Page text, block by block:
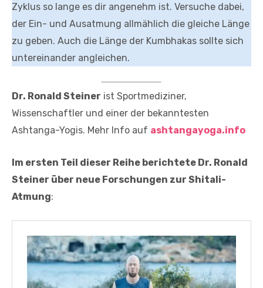
Zyklus so lange es dir angenehm ist. Versuche dabei,
der Ein- und Ausatmung allmählich die gleiche Länge
zu geben. Auch die Länge der Kumbhakas sollte sich
untereinander angleichen.
Dr. Ronald Steiner ist Sportmediziner,
Wissenschaftler und einer der bekanntesten
Ashtanga-Yogis. Mehr Info auf ashtangayoga.info
Im ersten Teil dieser Reihe berichtete Dr. Ronald
Steiner über neue Forschungen zur Shitali-
Atmung: